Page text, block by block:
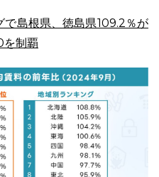
1791
で島根県、徳島県109.2％が
を制覇